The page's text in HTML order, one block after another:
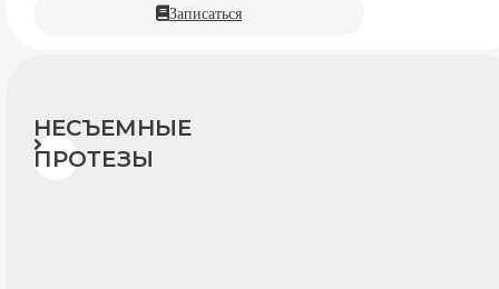
Записаться
НЕСЪЕМНЫЕ
ПРОТЕЗЫ